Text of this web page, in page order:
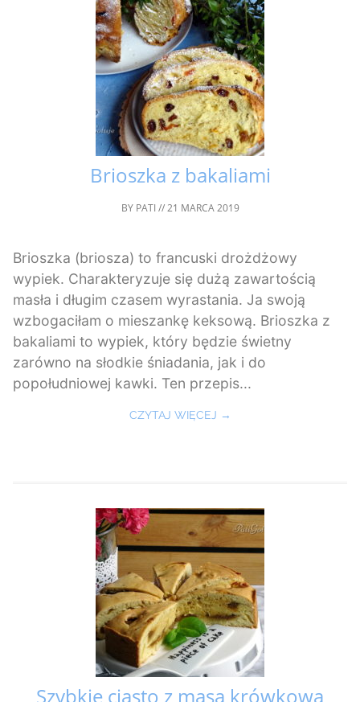
Brioszka z bakaliami
BY PATI //21 MARCA 2019
Brioszka (briosza) to francuski drożdżowy
wypiek. Charakteryzuje się dużą zawartością
masła i długim czasem wyrastania. Ja swoją
wzbogaciłam o mieszankę keksową. Brioszka z
bakaliami to wypiek, który będzie świetny
zarówno na słodkie śniadania, jak i do
popołudniowej kawki. Ten przepis...
CZYTAJ WIĘCEJ →
Szybkie ciasto z masą krówkową